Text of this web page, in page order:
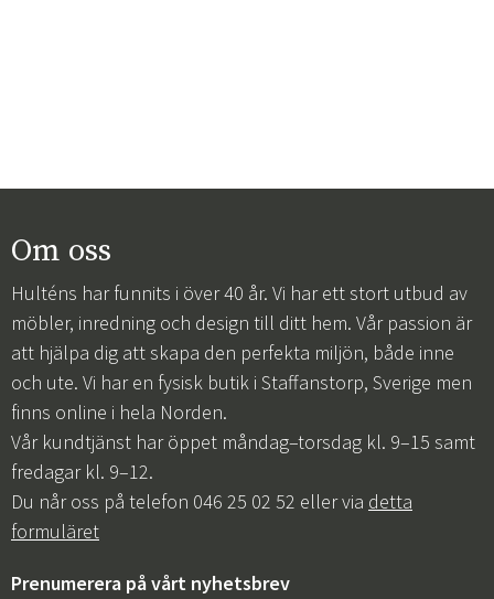
Om oss
Hulténs har funnits i över 40 år. Vi har ett stort utbud av
möbler, inredning och design till ditt hem. Vår passion är
att hjälpa dig att skapa den perfekta miljön, både inne
och ute. Vi har en fysisk butik i Staffanstorp, Sverige men
finns online i hela Norden.
Vår kundtjänst har öppet måndag–torsdag kl. 9–15 samt
fredagar kl. 9–12.
Du når oss på telefon 046 25 02 52 eller via detta
formuläret
Prenumerera på vårt nyhetsbrev